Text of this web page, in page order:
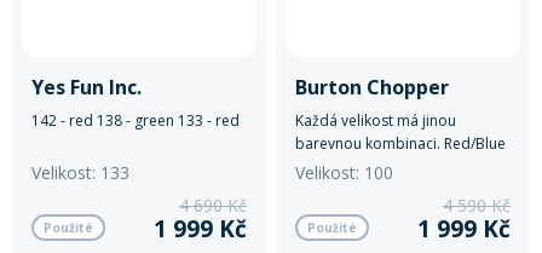
Yes Fun Inc.
142 - red 138 - green 133 - red
Velikost: 133
Použité
4 690 Kč
1 999 Kč
Burton Chopper
Každá velikost má jinou
barevnou kombinaci. Red/Blue
- 125 cm Green/Yellow - 115 cm
Velikost: 100
Použité
4 590 Kč
1 999 Kč